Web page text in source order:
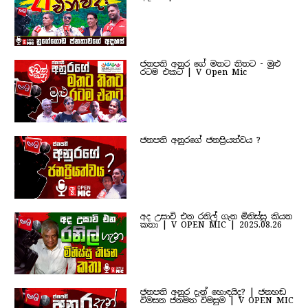
ජනපති අනුර ගේ මතට තිතට - මුළු
රටම එකට | V Open Mic
ජනපති අනුරගේ ජනප්‍රියත්වය ?
අද උසාවි එන රනිල් ගැන මිනිස්සු කියන
කතා | V OPEN MIC | 2025.08.26
ජනපති අනුර දැන් හොඳයිද? | ජනහඬ
විමසන ජනමත විමසුම | V OPEN MIC